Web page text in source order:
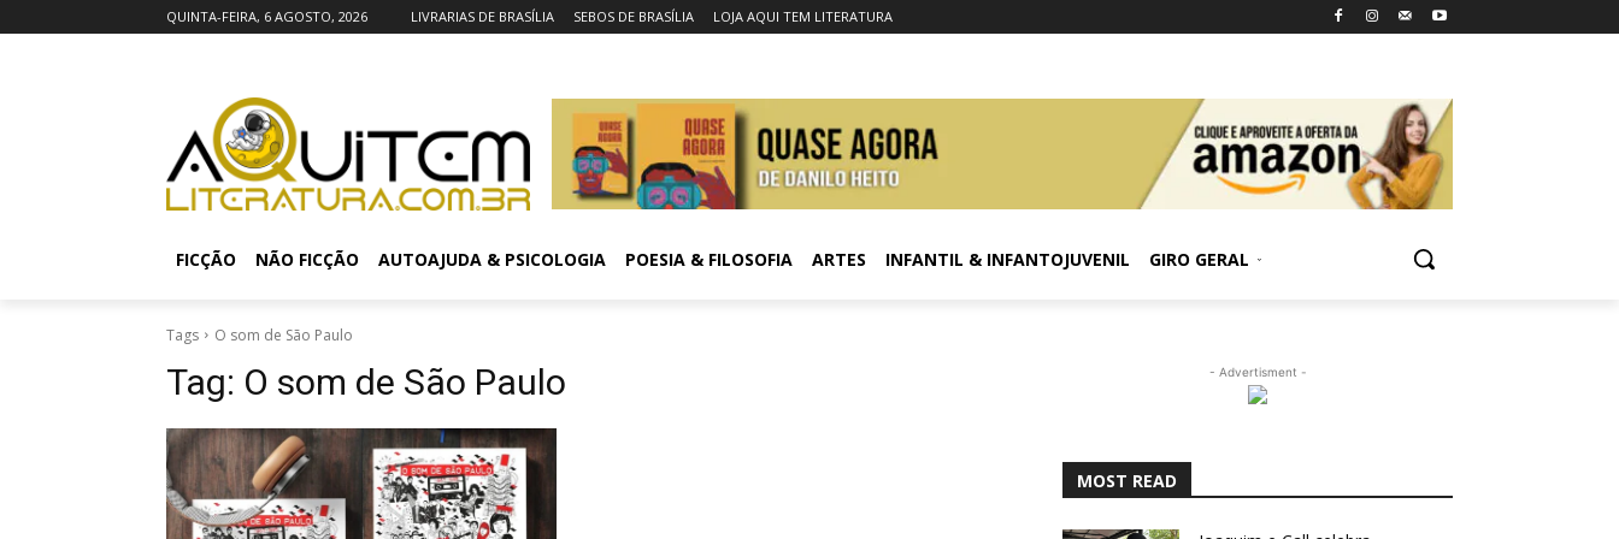
QUINTA-FEIRA, 6 AGOSTO, 2026 LIVRARIAS DE BRASÍLIA SEBOS DE BRASÍLIA LOJA AQUI TEM LITERATURA
FICÇÃO NÃO FICÇÃO AUTOAJUDA & PSICOLOGIA POESIA & FILOSOFIA ARTES INFANTIL & INFANTOJUVENIL GIRO GERAL
Tags O som de São Paulo
Tag: O som de São Paulo - Advertisment -
MOST READ